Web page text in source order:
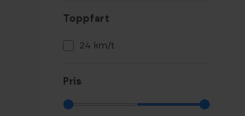
Crosstrainer /
Toppfart
24 km/t
Pris